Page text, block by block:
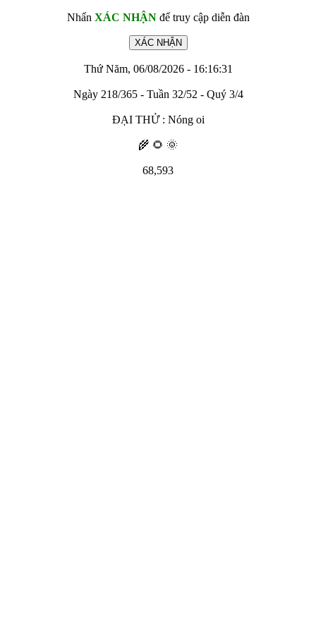
Nhấn XÁC NHẬNđể truy cập diễn đàn
Thứ Năm, 06/08/2026 - 16:16:31
Ngày 218/365 - Tuần 32/52 - Quý 3/4
ĐẠI THỬ : Nóng oi
🌾 🌻 🌞
68,593